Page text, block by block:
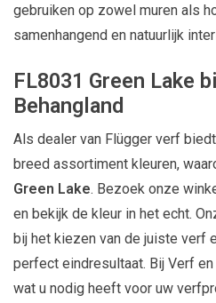
gebruiken op zowel muren als
samenhangend en natuurlijk
FL8031 Green Lake
Behangland
Als dealer van Flügger verf
breed assortiment kleuren,
Green Lake. Bezoek onze
en bekijk de kleur in het echt.
bij het kiezen van de juiste verf
perfect eindresultaat. Bij Verf
wat u nodig heeft voor uw